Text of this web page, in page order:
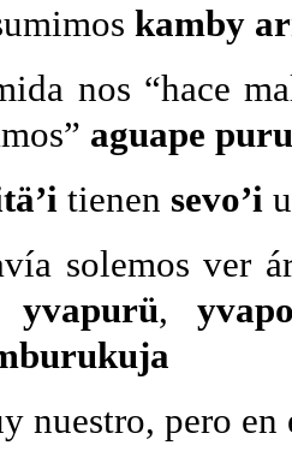
kamby
nos “hace
aguape
tienen sevo’i
solemos ver
yvapurü,
nuestro, pero